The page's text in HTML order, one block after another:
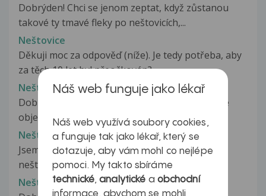
Dobrýden! Chci se jenom zeptat, když zůstanou
takové ty tmavé fleky po neštovicích,...
Neštovice
Děkuji moc za odpověď (níže). Je tedy potřeba, aby
za těch 10 let byl přeočkován?...
Neštovice
Dobrý den, syn 14 měsíců, má od 17.03. (to jsme
objevili první puchýřek) neštovice....
Neštovice
Jsem těhotná a bojím se, že jsem se nakazila
neštovicemi. Za jak dlouho to poznám?...
Neštovice
Náš web funguje jako lékař
Náš web využívá soubory cookies,
a funguje tak jako lékař, který se
dotazuje, aby vám mohl co nejlépe
pomoci. My takto sbíráme
technické,analytické a obchodní
informace, abychom se mohli